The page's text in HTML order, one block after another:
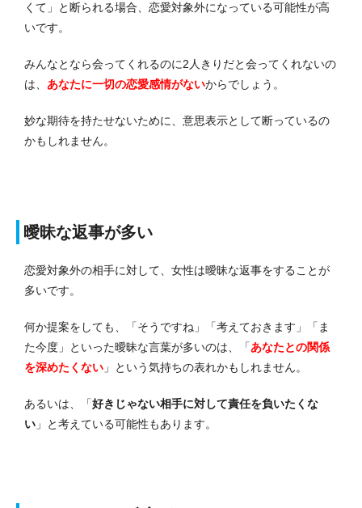
くて」と断られる場合、恋愛対象外になっている可能性が高
いです。
みんなとなら会ってくれるのに2人きりだと会ってくれないの
は、 あなたに一切の恋愛感情がないからでしょう。
妙な期待を持たせないために、意思表示として断っているの
かもしれません。
曖昧な返事が多い
恋愛対象外の相手に対して、女性は曖昧な返事をすることが
多いです。
何か提案をしても、「そうですね」「考えておきます」「ま
た今度」といった曖昧な言葉が多いのは、「あなたとの関係
を深めたくない 」という気持ちの表れかもしれません。
あるいは、「好きじゃない相手に対して責任を負いたくな
い 」と考えている可能性もあります。